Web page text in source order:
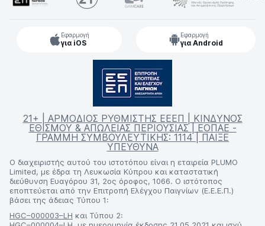
Εφαρμογή
για iOS
Εφαρμογή
για Android
21+ | ΑΡΜΟΔΙΟΣ ΡΥΘΜΙΣΤΗΣ ΕΕΕΠ | ΚΙΝΔΥΝΟΣ
ΕΘΙΣΜΟΥ & ΑΠΩΛΕΙΑΣ ΠΕΡΙΟΥΣΙΑΣ | ΕΟΠΑΕ -
ΓΡΑΜΜΗ ΣΥΜΒΟΥΛΕΥΤΙΚΗΣ: 1114 | ΠΑΙΞΕ
ΥΠΕΥΘΥΝΑ
Ο διαχειριστής αυτού του ιστοτόπου είναι η εταιρεία PLUMO
Limited, με έδρα τη Λευκωσία Κύπρου και καταστατική
διεύθυνση Ευαγόρου 31, 2ος όροφος, 1066. Ο ιστότοπος
εποπτεύεται από την Επιτροπή Ελέγχου Παιγνίων (Ε.Ε.Ε.Π.)
βάσει της άδειας Τύπου 1:
HGC–000003–LH και Τύπου 2: